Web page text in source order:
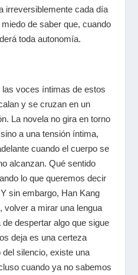
irreversiblemente cada día
de saber que, cuando
toda autonomía.
voces íntimas de estos
y se cruzan en un
La novela no gira en torno
a una tensión íntima,
cuando el cuerpo se
alcanzan. Qué sentido
lo que queremos decir
sin embargo, Han Kang
volver a mirar una lengua
despertar algo que sigue
deja es una certeza
silencio, existe una
cuando ya no sabemos